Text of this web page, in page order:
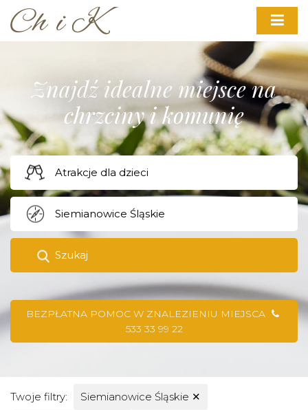
Znajdź idealne miejsce na
chrzciny i komunię
Szukaj
BEZPŁATNA POMOC W ZNALEZIENIU MIEJSCA
533 33 99 22
Twoje filtry: Siemianowice Śląskie ✕